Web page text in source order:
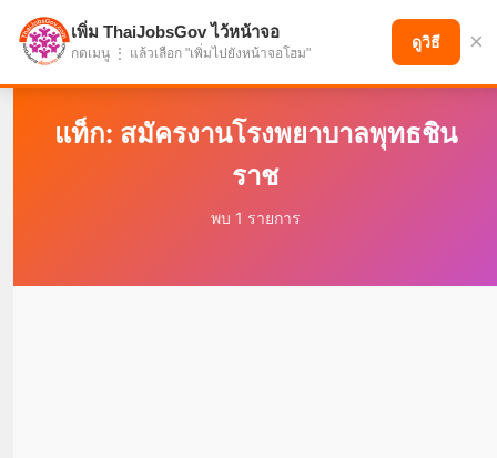
แบ่งปันโอกาส เพื่ออนาคตที่ก้าวหน้า
แท็ก: สมัครงานโรงพยาบาลพุทธชิน
ราช
พบ 1 รายการ
เพิ่ม ThaiJobsGov ไว้หน้าจอ
กดเมนู ⋮ แล้วเลือก "เพิ่มไปยังหน้าจอโฮม"
ดูวิธี ×